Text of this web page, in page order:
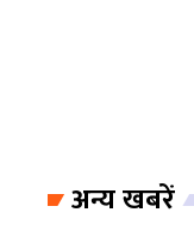
अन्य खबरें